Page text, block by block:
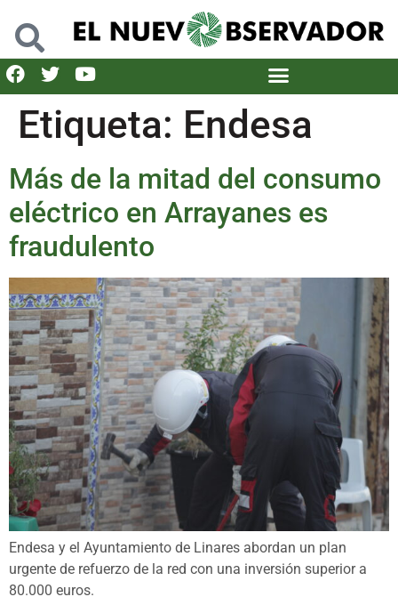
Etiqueta: Endesa
Más de la mitad del consumo
eléctrico en Arrayanes es
fraudulento
Endesa y el Ayuntamiento de Linares abordan un plan
urgente de refuerzo de la red con una inversión superior a
80.000 euros.